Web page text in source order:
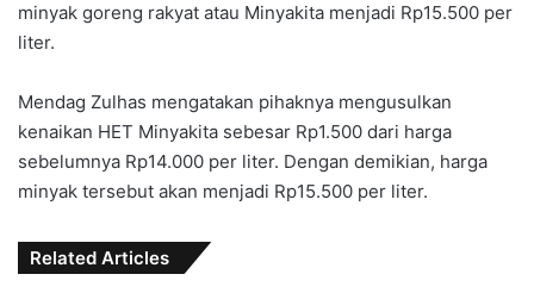
minyak goreng rakyat atau Minyakita menjadi Rp15.500 per
liter.
Mendag Zulhas mengatakan pihaknya mengusulkan
kenaikan HET Minyakita sebesar Rp1.500 dari harga
sebelumnya Rp14.000 per liter. Dengan demikian, harga
minyak tersebut akan menjadi Rp15.500 per liter.
Related Articles